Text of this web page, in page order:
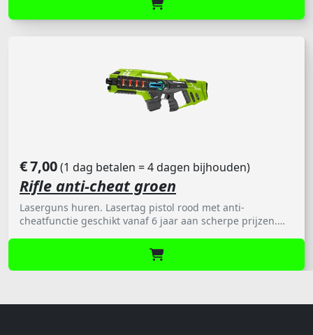
€7,00(1 dag betalen = 4 dagen bijhouden)
Rifle anti-cheat groen
Laserguns huren. Lasertag pistol rood met anti-
cheatfunctie geschikt vanaf 6 jaar aan scherpe prijzen.